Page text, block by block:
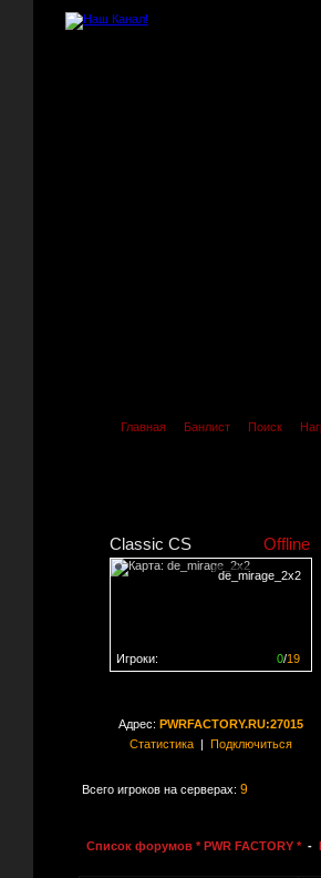
Главная Банлист Поиск
Classic CS Offline
de_mirage_2x2
0/19
Игроки:
Адрес: PWRFACTORY.RU:27015
Статистика| Подключиться
Всего игроков на серверах: 9
Список форумов * PWR FACTORY * -